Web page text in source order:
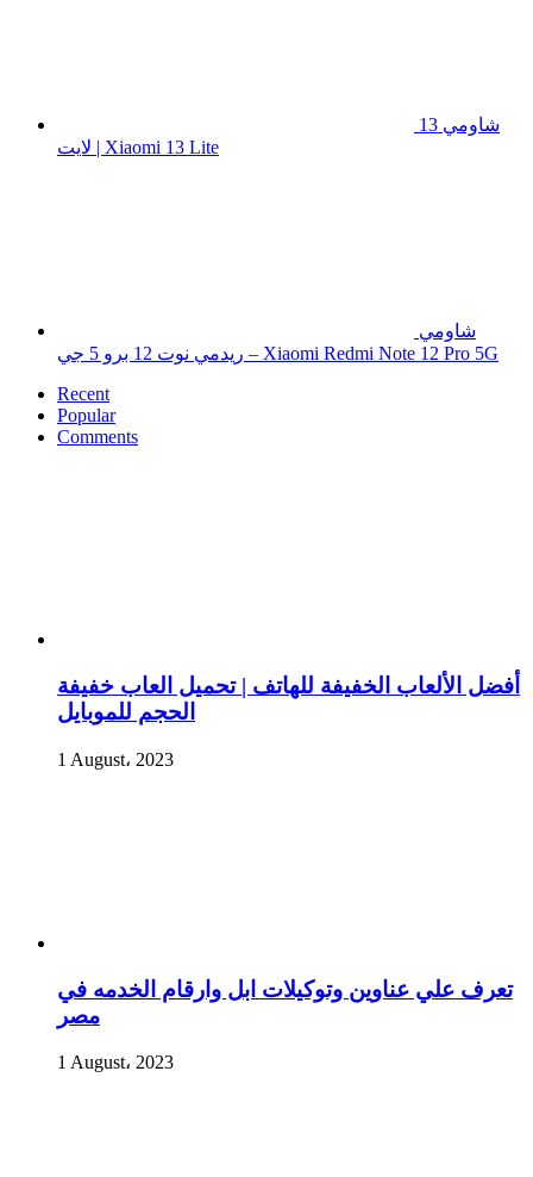
شاومي 13
لايت | Xiaomi 13 Lite
شاومي
ريدمي نوت 12 برو 5 جي – Xiaomi Redmi Note 12 Pro 5G
Recent
Popular
Comments
أفضل الألعاب الخفيفة للهاتف | تحميل العاب خفيفة
الحجم للموبايل
1 August، 2023
تعرف علي عناوين وتوكيلات ابل وارقام الخدمه في
مصر
1 August، 2023